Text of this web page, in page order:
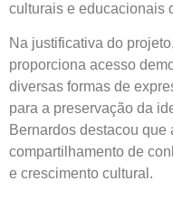
culturais e educacionais
Na justificativa do
proporciona acesso
diversas formas de
para a preservação da
Bernardos destacou que
compartilhamento de
e crescimento cultural.